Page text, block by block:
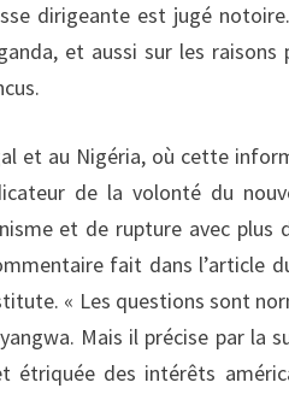
dirigeante est jugé
et aussi sur les
et au Nigéria, où cette
de la volonté du
et de rupture avec plus
fait dans l’article
« Les questions sont
Mais il précise par la
des intérêts